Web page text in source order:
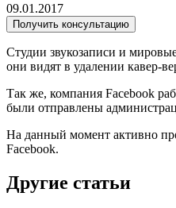
09.01.2017
Получить консультацию
Студии звукозаписи и
они видят в удалении кавер-
Так же, компания Facebook
были отправлены
На данный момент активно
Facebook.
Другие статьи